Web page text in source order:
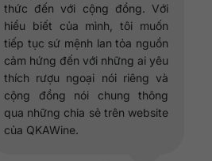
thức đến với cộng đồng. Với
hiểu biết của mình, tôi muốn
tiếp tục sứ mệnh lan tỏa nguồn
cảm hứng đến với những ai yêu
thích rượu ngoại nói riêng và
cộng đồng nói chung thông
qua những chia sẻ trên website
của QKAWine.